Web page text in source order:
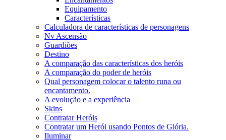
Equipamento
Características
Calculadora de características de personagens
Nv Ascensão
Guardiões
Destino
A comparação das características dos heróis
A comparação do poder de heróis
Qual personagem colocar o talento runa ou
encantamento.
A evolução e a experiência
Skins
Contratar Heróis
Contratar um Herói usando Pontos de Glória.
Iluminar